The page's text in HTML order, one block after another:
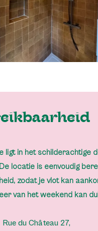
ligt in het schilderachtige
locatie is eenvoudig
zodat je vlot kan
van het weekend kan
Rue du Château 27,